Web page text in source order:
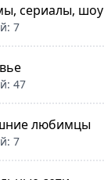
сериалы, шоу
7
47
любимцы
7